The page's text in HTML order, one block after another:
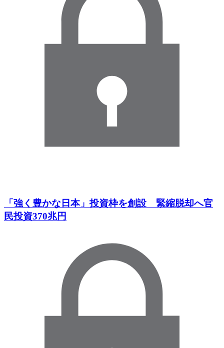
「強く豊かな日本」投資枠を創設 緊縮脱却へ官
民投資370兆円